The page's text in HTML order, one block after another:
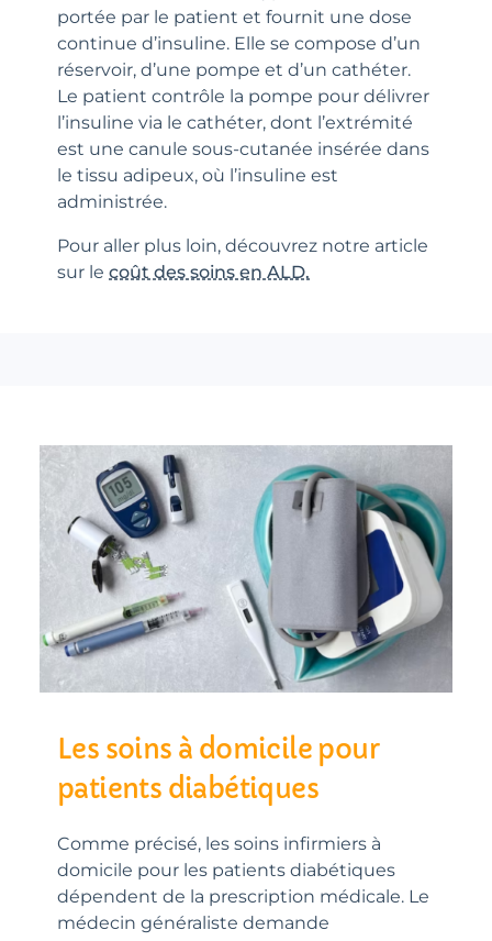
portée par le patient et fournit une dose
continue d’insuline. Elle se compose d’un
réservoir, d’une pompe et d’un cathéter.
Le patient contrôle la pompe pour délivrer
l’insuline via le cathéter, dont l’extrémité
est une canule sous-cutanée insérée dans
le tissu adipeux, où l’insuline est
administrée.
Pour aller plus loin, découvrez notre article
sur le coût des soins en ALD.
Les soins à domicile pour
patients diabétiques
Comme précisé, les soins infirmiers à
domicile pour les patients diabétiques
dépendent de la prescription médicale. Le
médecin généraliste demande